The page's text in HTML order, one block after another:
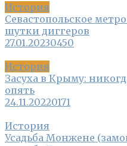
История
Севастопольское
шутки диггеров
27.01.20230450
История
Засуха в Крыму:
опять
24.11.20220171
История
Усадьба Монжене